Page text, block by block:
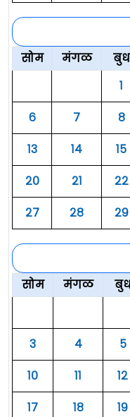
सोम
मंगळ बुध
१
६
७ ८
१३
१४ १५
२०
२१ २२
२७
२८ २९
सोम
मंगळ
३
४ ५
१०
११ १२
१७
१८ १९